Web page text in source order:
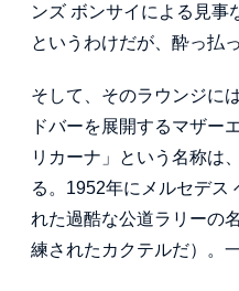
ンズ ボンサイによる見事
というわけだが、酔っ払
そして、そのラウンジに
ドバーを展開するマザー
リカーナ」という名称は
る。1952年にメルセデス
れた過酷な公道ラリーの
練されたカクテルだ）。